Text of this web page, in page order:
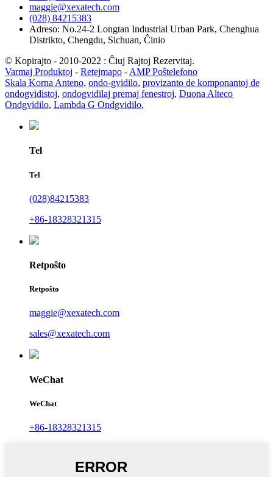
maggie@xexatech.com
(028) 84215383
Adreso: No.24-2 Longtan Industrial Urban Park, Chenghua
Distrikto, Chengdu, Sichuan, Ĉinio
© Kopirajto - 2010-2022 : Ĉiuj Rajtoj Rezervitaj.
Varmaj Produktoj - Retejmapo - AMP Poŝtelefono
Skala Korna Anteno, ondo-gvidilo, provizanto de komponantoj de
ondogvidistoj, ondogvidilaj premaj fenestroj, Duona Alteco
Ondgvidilo, Lambda G Ondgvidilo,
Tel
Tel
(028)84215383
+86-18328321315
Retpoŝto
Retpoŝto
maggie@xexatech.com
sales@xexatech.com
WeChat
WeChat
+86-18328321315